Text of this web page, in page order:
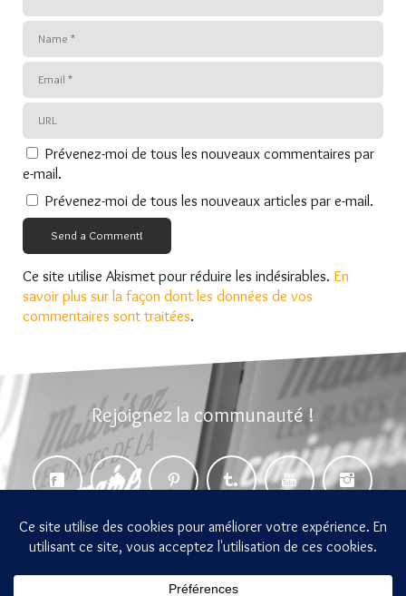
Prévenez-moi de tous les nouveaux commentaires par
e-mail.
Prévenez-moi de tous les nouveaux articles par e-mail.
Send a Comment!
Ce site utilise Akismet pour réduire les indésirables. En
savoir plus sur la façon dont les données de vos
commentaires sont traitées.
Rejoignez la communauté !
gramemo 2014-2026 Tous droits réservés